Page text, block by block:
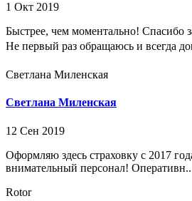
1 Окт 2019
Быстрее, чем моментально! Спасибо
Не первый раз обращаюсь и всегда
Светлана Миленская
Светлана Миленская
12 Сен 2019
Оформляю здесь страховку с 2017
внимательный персонал!
Rotor